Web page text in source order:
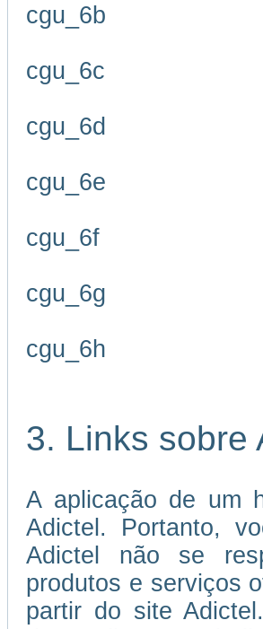
cgu_6b
cgu_6c
cgu_6d
cgu_6e
cgu_6f
cgu_6g
cgu_6h
3. Links sobre
A aplicação de um
Adictel. Portanto,
Adictel não se
produtos e serviços
partir do site